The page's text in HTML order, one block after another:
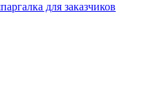
для заказчиков